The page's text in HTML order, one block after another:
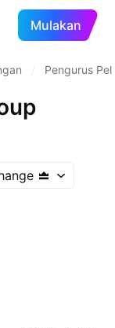
Mulakan
Pengurus